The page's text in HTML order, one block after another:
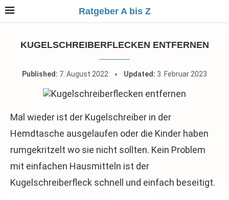
Ratgeber A bis Z
KUGELSCHREIBERFLECKEN ENTFERNEN
Published: 7. August 2022 Updated: 3. Februar 2023
Mal wieder ist der Kugelschreiber in der
Hemdtasche ausgelaufen oder die Kinder haben
rumgekritzelt wo sie nicht sollten. Kein Problem
mit einfachen Hausmitteln ist der
Kugelschreiberfleck schnell und einfach beseitigt.